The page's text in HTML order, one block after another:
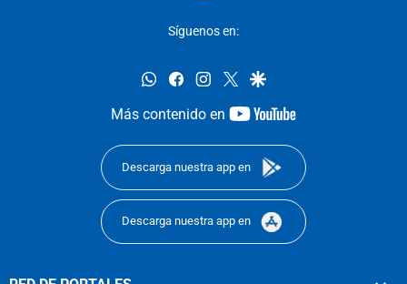
Síguenos en:
whatsappfacebookinstagram
twittergoogle
Más contenido en
youtube-
Descarga nuestra app en
Descarga nuestra app en